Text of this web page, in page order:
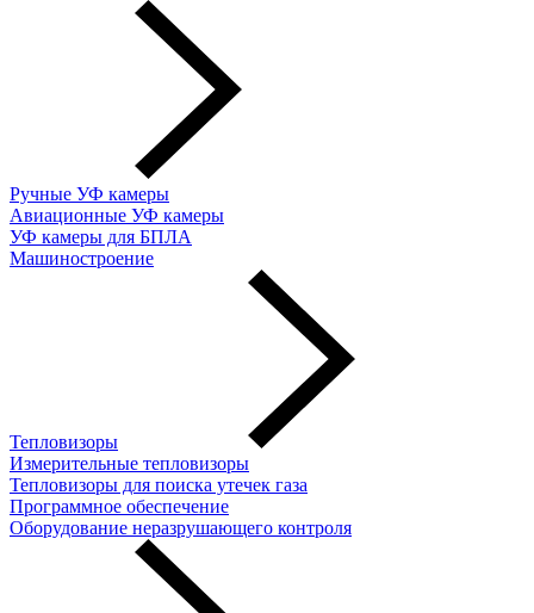
Ручные УФ камеры
Авиационные УФ камеры
УФ камеры для БПЛА
Машиностроение
Тепловизоры
Измерительные тепловизоры
Тепловизоры для поиска утечек газа
Программное обеспечение
Оборудование неразрушающего контроля